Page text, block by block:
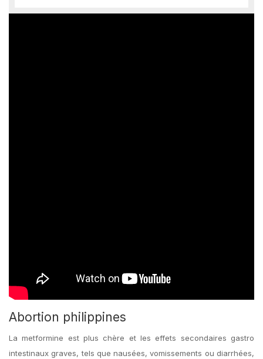
Abortion philippines
La metformine est plus chère et les effets secondaires gastro
intestinaux graves, tels que nausées, vomissements ou diarrhées,